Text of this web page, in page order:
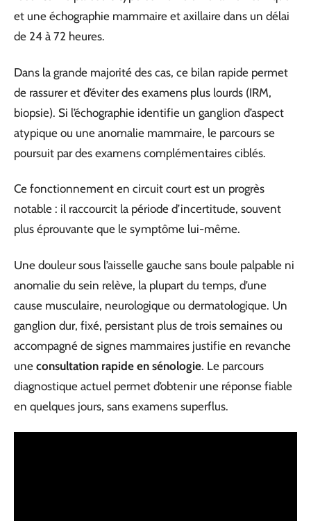
et une échographie mammaire et axillaire dans un délai
de 24 à 72 heures.
Dans la grande majorité des cas, ce bilan rapide permet
de rassurer et d’éviter des examens plus lourds (IRM,
biopsie). Si l’échographie identifie un ganglion d’aspect
atypique ou une anomalie mammaire, le parcours se
poursuit par des examens complémentaires ciblés.
Ce fonctionnement en circuit court est un progrès
notable : il raccourcit la période d’incertitude, souvent
plus éprouvante que le symptôme lui-même.
Une douleur sous l’aisselle gauche sans boule palpable ni
anomalie du sein relève, la plupart du temps, d’une
cause musculaire, neurologique ou dermatologique. Un
ganglion dur, fixé, persistant plus de trois semaines ou
accompagné de signes mammaires justifie en revanche
une consultation rapide en sénologie. Le parcours
diagnostique actuel permet d’obtenir une réponse fiable
en quelques jours, sans examens superflus.